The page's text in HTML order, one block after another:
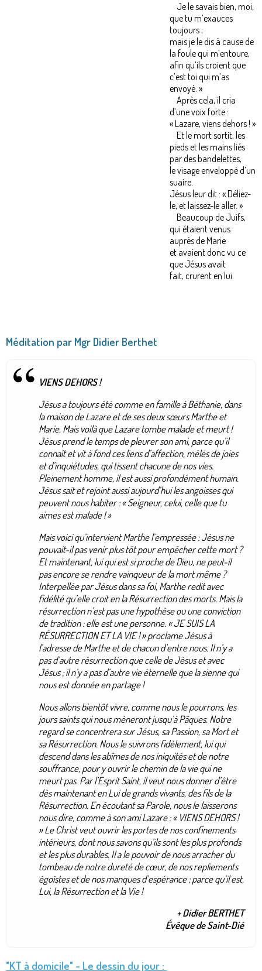
Je le savais bien, moi,
que tu m’exauces
toujours ;
mais je le dis à cause de
la foule qui m’entoure,
afin qu’ils croient que
c’est toi qui m’as
envoyé. »
Après cela, il cria
d’une voix forte :
« Lazare, viens dehors ! »
Et le mort sortit, les
pieds et les mains liés
par des bandelettes,
le visage enveloppé d’un
suaire.
Jésus leur dit : « Déliez-
le, et laissez-le aller. »
Beaucoup de Juifs,
qui étaient venus
auprès de Marie
et avaient donc vu ce
que Jésus avait
fait, crurent en lui.
Méditation par Mgr Didier Berthet
VIENS DEHORS !
Jésus a toujours été comme en famille à Béthanie, dans
la maison de Lazare et de ses deux sœurs Marthe et
Marie. Mais voilà que Lazare tombe malade et meurt !
Jésus prend le temps de pleurer son ami, parce qu’il
connaît et vit à fond ces liens d’affection, mêlés de joies
et d’inquiétudes, qui tissent chacune de nos vies.
Pleinement homme, il est aussi profondément humain.
Jésus sait et rejoint aussi aujourd’hui les angoisses qui
peuvent nous habiter : « Seigneur, celui, celle que tu
aimes est malade ! »
Mais voici qu’intervient Marthe l’empressée : Jésus ne
pouvait-il pas venir plus tôt pour empêcher cette mort ?
Et maintenant, lui qui est si proche de Dieu, ne peut-il
pas encore se rendre vainqueur de la mort même ?
Interpellée par Jésus dans sa foi, Marthe redit avec
fidélité qu’elle croit en la Résurrection des morts. Mais la
résurrection n’est pas une hypothèse ou une conviction
de tradition : elle est une personne. « JE SUIS LA
RÉSURRECTION ET LA VIE ! » proclame Jésus à
l’adresse de Marthe et de chacun d’entre nous. Il n’y a
pas d’autre résurrection que celle de Jésus et avec
Jésus ; il n’y a pas d’autre vie éternelle que la sienne qui
nous est donnée en partage !
Nous allons bientôt vivre, comme nous le pourrons, les
jours saints qui nous mèneront jusqu’à Pâques. Notre
regard se concentrera sur Jésus, sa Passion, sa Mort et
sa Résurrection. Nous le suivrons fidèlement, lui qui
descend dans les abîmes de nos iniquités et de notre
souffrance, pour y ouvrir le chemin de la vie qui ne
meurt pas. Par l’Esprit Saint, il veut nous donner d’être
dès maintenant en Lui de grands vivants, des fils de la
Résurrection. En écoutant sa Parole, nous le laisserons
nous dire, comme à son ami Lazare : « VIENS DEHORS !
» Le Christ veut ouvrir les portes de nos confinements
intérieurs, dont nous savons qu’ils sont les plus profonds
et les plus durables. Il a le pouvoir de nous arracher du
tombeau de notre dureté de cœur, de nos repliements
égoïstes et de nos manques d’espérance ; parce qu’il est,
Lui, la Résurrection et la Vie !
+ Didier BERTHET
Évêque de Saint-Dié
"KT à domicile" - Le dessin du jour :